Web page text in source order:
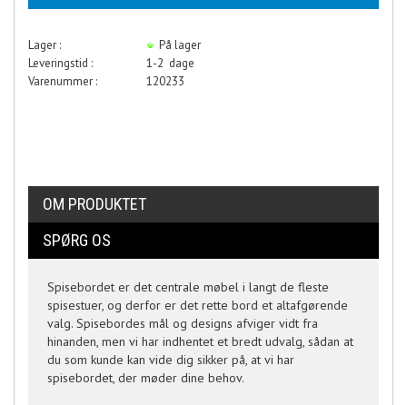
Lager :
På lager
Leveringstid :
1-2 dage
Varenummer :
120233
OM PRODUKTET
SPØRG OS
Spisebordet er det centrale møbel i langt de fleste
spisestuer, og derfor er det rette bord et altafgørende
valg. Spisebordes mål og designs afviger vidt fra
hinanden, men vi har indhentet et bredt udvalg, sådan at
du som kunde kan vide dig sikker på, at vi har
spisebordet, der møder dine behov.